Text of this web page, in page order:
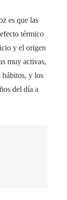
es que las
térmico
y el origen
muy activas,
hábitos, y los
del día a